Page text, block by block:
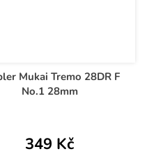
Mukai Tremo 28DR F
No.1 28mm
349 Kč